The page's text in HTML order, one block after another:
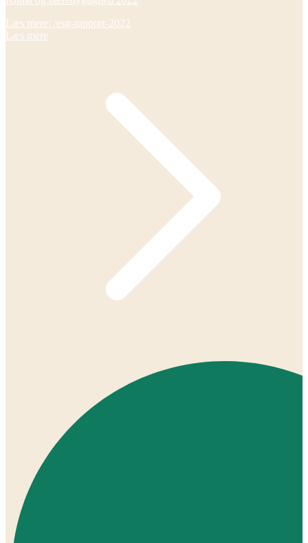
Læs mere: /esg-rapport-2022
Læs mere